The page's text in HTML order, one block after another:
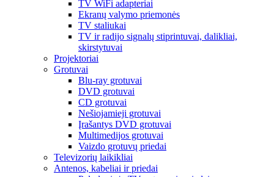
TV WiFi adapteriai
Ekranų valymo priemonės
TV staliukai
TV ir radijo signalų stiprintuvai, dalikliai,
skirstytuvai
Projektoriai
Grotuvai
Blu-ray grotuvai
DVD grotuvai
CD grotuvai
Nešiojamieji grotuvai
Įrašantys DVD grotuvai
Multimedijos grotuvai
Vaizdo grotuvų priedai
Televizorių laikikliai
Antenos, kabeliai ir priedai